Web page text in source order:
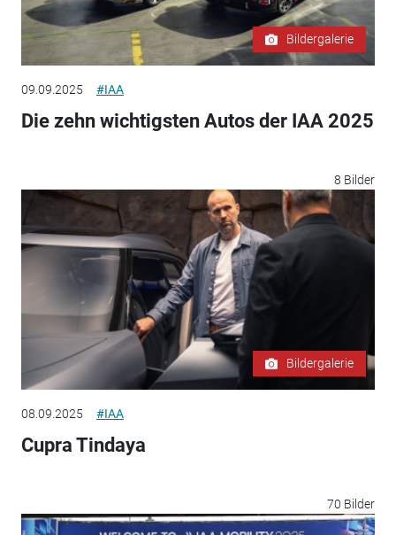
Bildergalerie
09.09.2025 #IAA
Die zehn wichtigsten Autos der IAA 2025
8 Bilder
Bildergalerie
08.09.2025 #IAA
Cupra Tindaya
70 Bilder